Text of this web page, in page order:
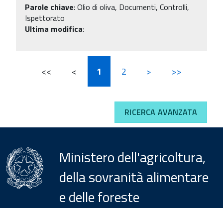
Parole chiave: Olio di oliva, Documenti, Controlli,
Ispettorato
Ultima modifica:
<< < 1 2 > >>
RICERCA AVANZATA
Ministero dell'agricoltura,
della sovranità alimentare
e delle foreste